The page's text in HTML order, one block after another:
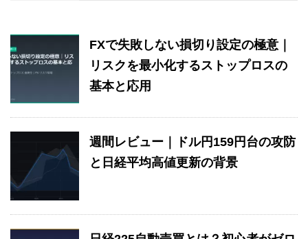
FXで失敗しない損切り設定の極意｜
リスクを最小化するストップロスの
基本と応用
週間レビュー｜ドル円159円台の攻防
と日経平均高値更新の背景